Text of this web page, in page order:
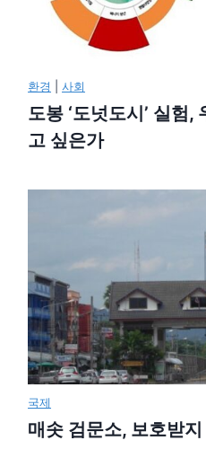
환경 |사회
도봉 ‘도넛도시’ 실험
고 싶은가
국제
매솟 검문소, 보호받